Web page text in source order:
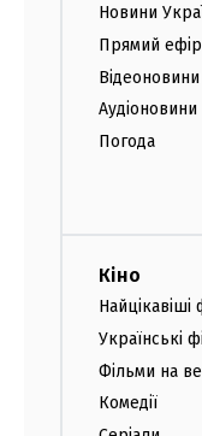
Новини
Прямий ефір
Відеоновини
Аудіоновини
Погода
Кіно
Найцікавіші
Українські
Фільми на
Комедії